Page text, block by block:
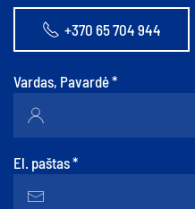
+370 65 704 944
Vardas, Pavardė*
El. paštas*